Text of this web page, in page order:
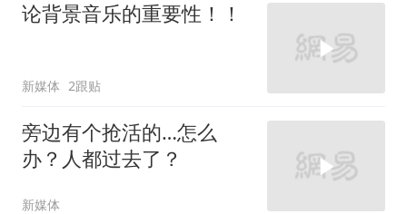
论背景音乐的重要性！！
新媒体 2跟贴
旁边有个抢活的…怎么
办？人都过去了？
新媒体